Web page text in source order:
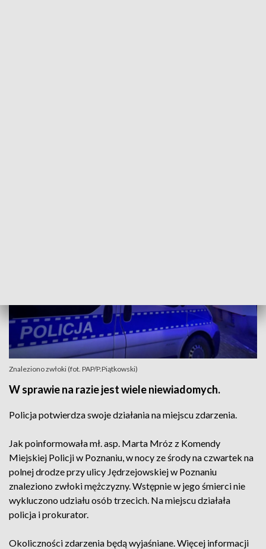
Znaleziono zwłoki (fot. PAP/P.Piątkowski)
W sprawie na razie jest wiele niewiadomych.
Policja potwierdza swoje działania na miejscu zdarzenia.
Jak poinformowała mł. asp. Marta Mróz z Komendy
Miejskiej Policji w Poznaniu, w nocy ze środy na czwartek na
polnej drodze przy ulicy Jędrzejowskiej w Poznaniu
znaleziono zwłoki mężczyzny. Wstępnie w jego śmierci nie
wykluczono udziału osób trzecich. Na miejscu działała
policja i prokurator.
Okoliczności zdarzenia będą wyjaśniane. Więcej informacji